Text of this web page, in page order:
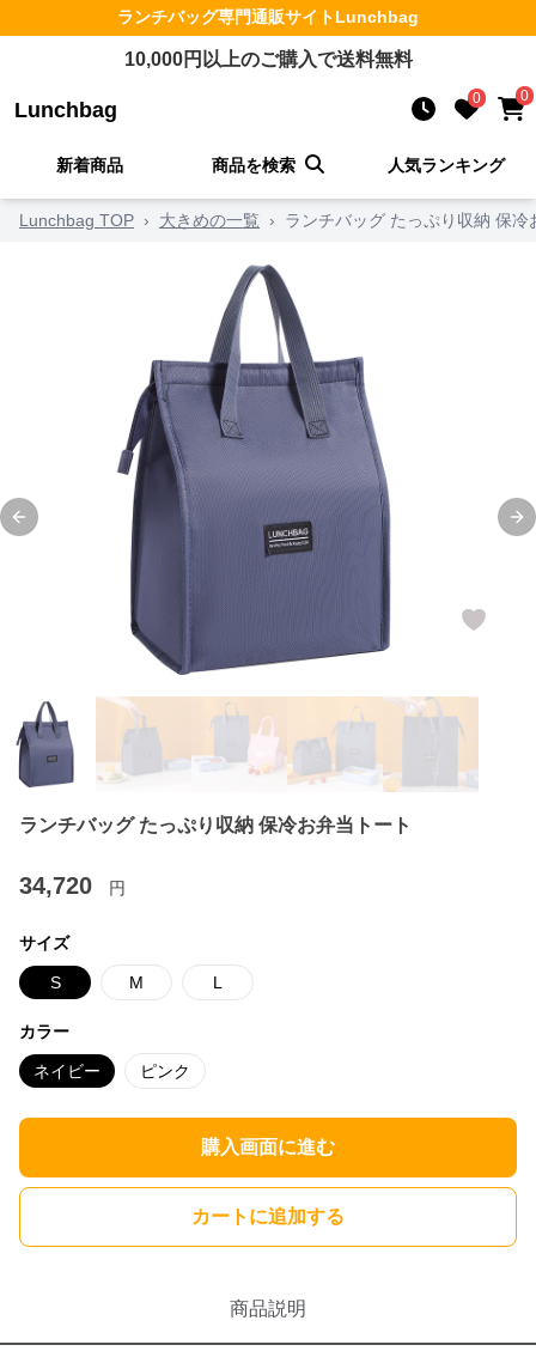
ランチバッグ専門通販サイトLunchbag
10,000円以上のご購入で送料無料
Lunchbag 0 0
新着商品 商品を検索 人気ランキング
Lunchbag TOP › 大きめの一覧 › ランチバッグ たっぷり収納 保冷
Previous slide
ランチバッグ たっぷり収納 保冷お弁当トート
34,720 円
サイズ
S M L
カラー
ネイビー ピンク
購入画面に進む
カートに追加する
商品説明